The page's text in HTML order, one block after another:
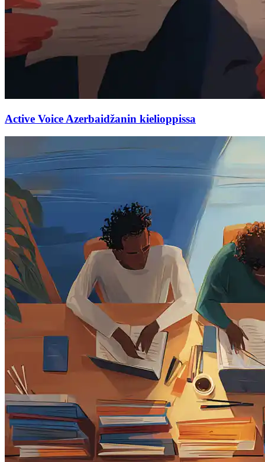
Active Voice Azerbaidžanin kielioppissa